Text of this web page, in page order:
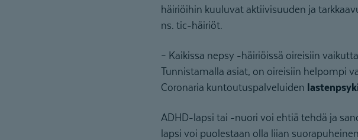
häiriöihin kuuluvat aktiivisuuden ja
ns. tic-häiriöt.
– Kaikissa nepsy -häiriöissä oireisiin
Tunnistamalla asiat, on oireisiin helpompi
Coronaria kuntoutuspalveluiden
ADHD-lapsi tai -nuori voi ehtiä tehdä ja
lapsi voi puolestaan olla liian